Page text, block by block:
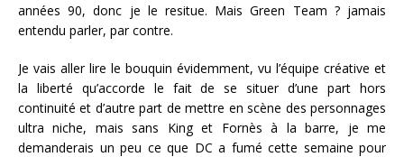
années 90, donc je le resitue. Mais Green Team ? jamais
entendu parler, par contre.
Je vais aller lire le bouquin évidemment, vu l’équipe créative et
la liberté qu’accorde le fait de se situer d’une part hors
continuité et d’autre part de mettre en scène des personnages
ultra niche, mais sans King et Fornès à la barre, je me
demanderais un peu ce que DC a fumé cette semaine pour